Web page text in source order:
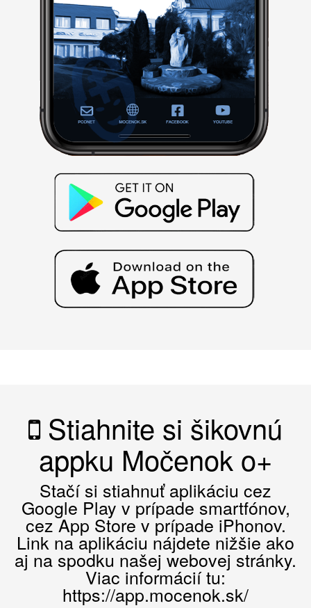
Stiahnite si šikovnú
appku Močenok o+
Stačí si stiahnuť aplikáciu cez
Google Play v prípade smartfónov,
cez App Store v prípade iPhonov.
Link na aplikáciu nájdete nižšie ako
aj na spodku našej webovej stránky.
Viac informácií tu:
https://app.mocenok.sk/